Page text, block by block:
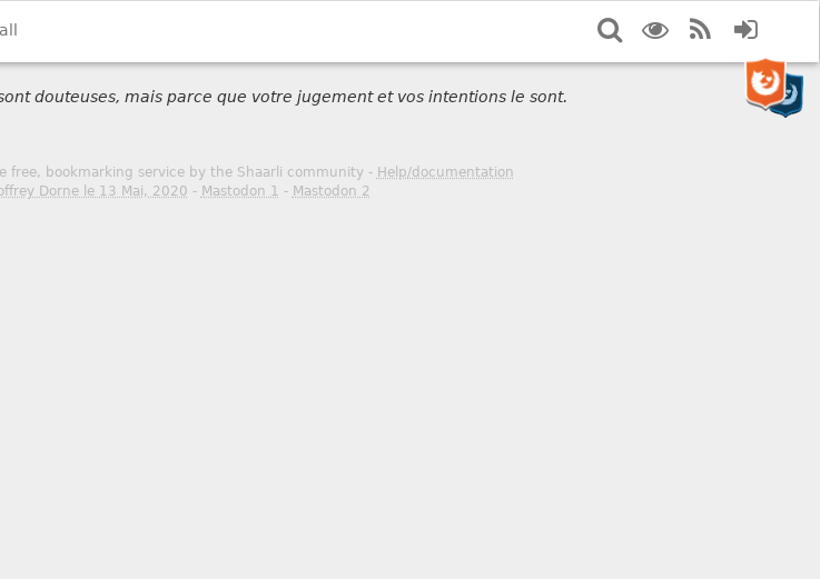
SearchDisplay
RSS
douteuses, mais parce que votre jugement et vos intentions le sont.
free, bookmarking service by the Shaarli community - Help/documentation
Dorne le 13 Mai, 2020 - Mastodon 1 - Mastodon 2